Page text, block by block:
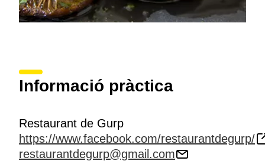
Informació pràctica
Restaurant de Gurp
https://www.facebook.com/restaurantdegurp/
restaurantdegurp@gmail.com